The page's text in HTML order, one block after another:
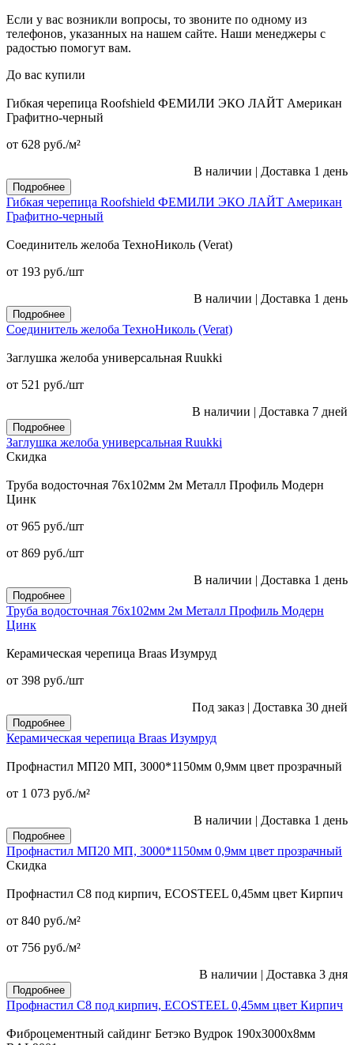
Если у вас возникли вопросы, то звоните по одному из
телефонов, указанных на нашем сайте. Наши менеджеры с
радостью помогут вам.
До вас купили
Гибкая черепица Roofshield ФЕМИЛИ ЭКО ЛАЙТ Американ
Графитно-черный
от 628 руб./м²
В наличии | Доставка 1 день
Подробнее
Гибкая черепица Roofshield ФЕМИЛИ ЭКО ЛАЙТ Американ
Графитно-черный
Соединитель желоба ТехноНиколь (Verat)
от 193 руб./шт
В наличии | Доставка 1 день
Подробнее
Соединитель желоба ТехноНиколь (Verat)
Заглушка желоба универсальная Ruukki
от 521 руб./шт
В наличии | Доставка 7 дней
Подробнее
Заглушка желоба универсальная Ruukki
Скидка
Труба водосточная 76x102мм 2м Металл Профиль Модерн
Цинк
от 965 руб./шт
от 869 руб./шт
В наличии | Доставка 1 день
Подробнее
Труба водосточная 76x102мм 2м Металл Профиль Модерн
Цинк
Керамическая черепица Braas Изумруд
от 398 руб./шт
Под заказ | Доставка 30 дней
Подробнее
Керамическая черепица Braas Изумруд
Профнастил МП20 МП, 3000*1150мм 0,9мм цвет прозрачный
от 1 073 руб./м²
В наличии | Доставка 1 день
Подробнее
Профнастил МП20 МП, 3000*1150мм 0,9мм цвет прозрачный
Скидка
Профнастил С8 под кирпич, ECOSTEEL 0,45мм цвет Кирпич
от 840 руб./м²
от 756 руб./м²
В наличии | Доставка 3 дня
Подробнее
Профнастил С8 под кирпич, ECOSTEEL 0,45мм цвет Кирпич
Фиброцементный сайдинг Бетэко Вудрок 190х3000х8мм